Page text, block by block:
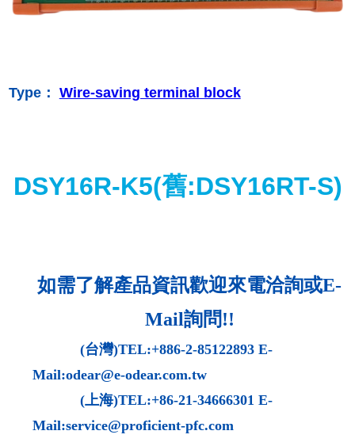
Type： Wire-saving terminal block
DSY16R-K5(舊:DSY16RT-S)
如需了解產品資訊歡迎來電洽詢或E-
Mail詢問!!
(台灣)TEL:+886-2-85122893 E-
Mail:odear@e-odear.com.tw
(上海)TEL:+86-21-34666301 E-
Mail:service@proficient-pfc.com